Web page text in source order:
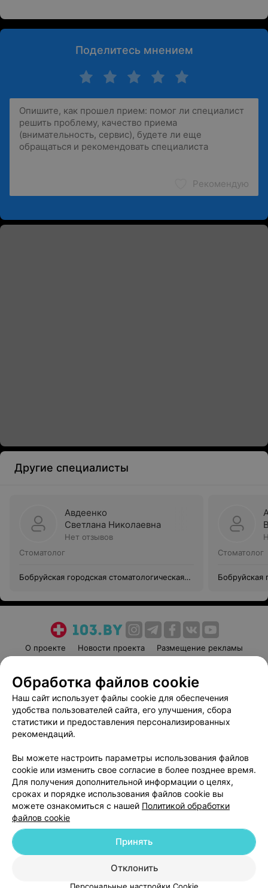
Поделитесь мнением
Рекомендую
Другие специалисты
Авдеенко
Светлана Николаевна
Нет отзывов
Стоматолог
Бобруйская городская стоматологическая
Стоматолог
Бобруйская
О проекте Новости проекта
Размещение рекламы
Пользовательское соглашение
Способы оплаты
Вакансии
Партнеры
Написать руководителю 103.by
Обработка персональных данных
© 2026 ООО «Артокс Лаб», УНП 191700409
| 220012, Республика Беларусь,
Служба поддержки +375 291212755
Обработка файлов cookie
Наш сайт использует файлы cookie для обеспечения
удобства пользователей сайта, его улучшения, сбора
статистики и предоставления персонализированных
рекомендаций.
Вы можете настроить параметры использования файлов
cookie или изменить свое согласие в более позднее время.
Для получения дополнительной информации о целях,
сроках и порядке использования файлов cookie вы
можете ознакомиться с нашей Политикой обработки
файлов cookie
Отклонить
Принять